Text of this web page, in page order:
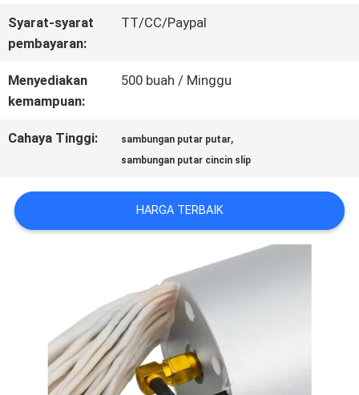
REQUEST
SUATU
SITEMAP
Syarat-syarat
pembayaran:
TT/CC/Paypal
Menyediakan
kemampuan:
500 buah / Minggu
Cahaya Tinggi: sambungan putar putar,
sambungan putar cincin slip
HARGA TERBAIK